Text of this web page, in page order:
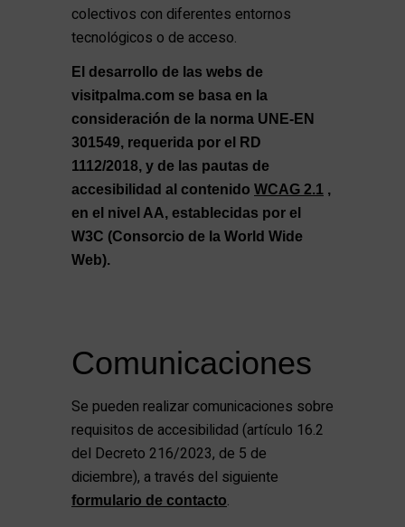
colectivos con diferentes entornos
tecnológicos o de acceso.
El desarrollo de las webs de
visitpalma.com se basa en la
consideración de la norma UNE-EN
301549, requerida por el RD
1112/2018, y de las pautas de
accesibilidad al contenido WCAG 2.1 ,
en el nivel AA, establecidas por el
W3C (Consorcio de la World Wide
Web).
Comunicaciones
Se pueden realizar comunicaciones sobre
requisitos de accesibilidad (artículo 16.2
del Decreto 216/2023, de 5 de
diciembre), a través del siguiente
formulario de contacto.